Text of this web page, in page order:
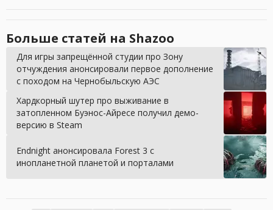
Больше статей на Shazoo
Для игры запрещённой студии про Зону
отчуждения анонсировали первое дополнение
с походом на Чернобыльскую АЭС
Хардкорный шутер про выживание в
затопленном Буэнос-Айресе получил демо-
версию в Steam
Endnight анонсировала Forest 3 с
инопланетной планетой и порталами